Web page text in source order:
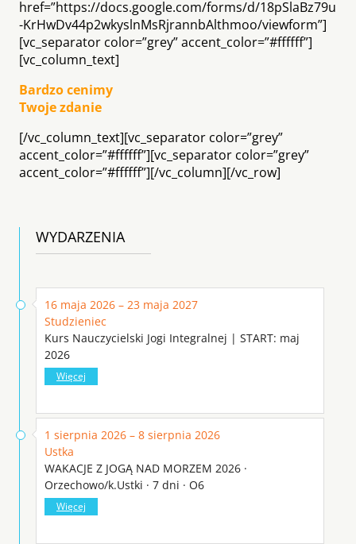
href=”https://docs.google.com/forms/d/18pSlaBz79u
-KrHwDv44p2wkyslnMsRjrannbAlthmoo/viewform”]
[vc_separator color=”grey” accent_color=”#ffffff”]
[vc_column_text]
Bardzo cenimy
Twoje zdanie
[/vc_column_text][vc_separator color=”grey”
accent_color=”#ffffff”][vc_separator color=”grey”
accent_color=”#ffffff”][/vc_column][/vc_row]
WYDARZENIA
16 maja 2026 – 23 maja 2027
Studzieniec
Kurs Nauczycielski Jogi Integralnej | START: maj
2026
Więcej
1 sierpnia 2026 – 8 sierpnia 2026
Ustka
WAKACJE Z JOGĄ NAD MORZEM 2026 ·
Orzechowo/k.Ustki · 7 dni · O6
Więcej